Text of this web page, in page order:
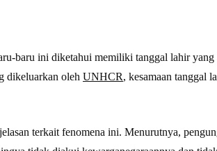
baru ini diketahui memiliki tanggal lahir
dikeluarkan oleh UNHCR, kesamaan tanggal
terkait fenomena ini. Menurutnya,